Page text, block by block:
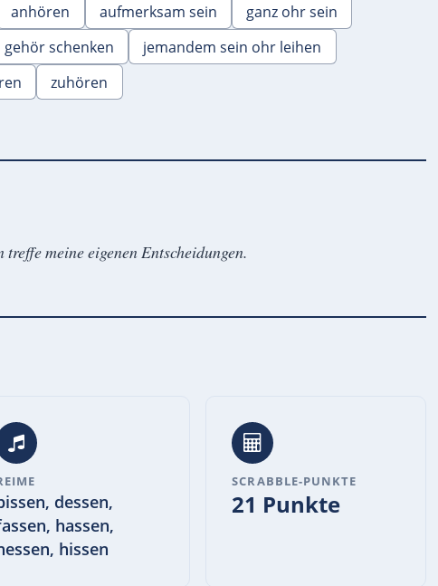
anhören aufmerksam sein
ganz ohr sein
schenken
jemandem sein ohr leihen
zuhören
meine eigenen Entscheidungen.
dessen,
hassen,
hissen
SCRABBLE-PUNKTE
21 Punkte